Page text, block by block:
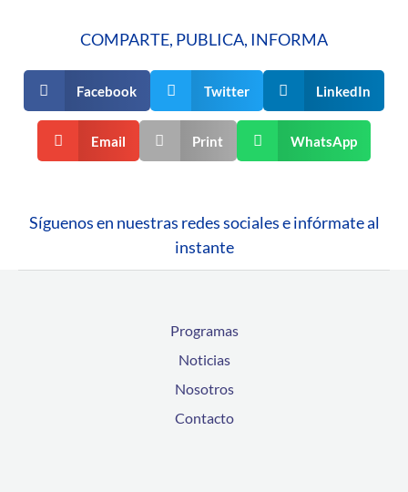
COMPARTE, PUBLICA, INFORMA
Facebook Twitter LinkedIn
Email Print WhatsApp
Síguenos en nuestras redes sociales e infórmate al
instante
Programas
Noticias
Nosotros
Contacto